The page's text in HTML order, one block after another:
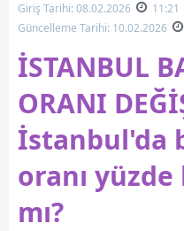
Giriş Tarihi: 08.02.2026
11:21
Güncelleme Tarihi: 10.02.2026
İSTANBUL
ORANI
İstanbul'da
oranı
mı?